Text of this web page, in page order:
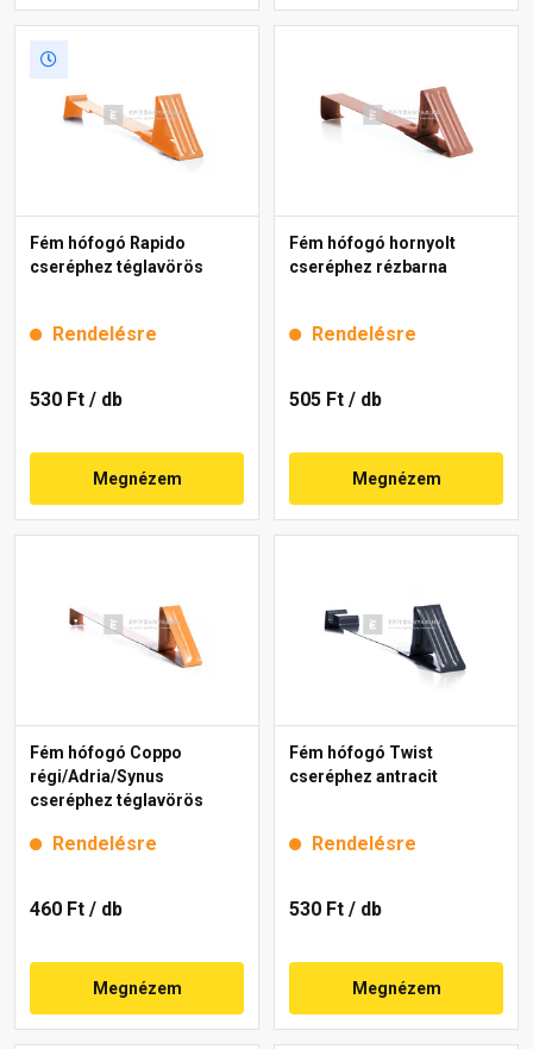
Fém hófogó Rapido
cseréphez téglavörös
Rendelésre
530 Ft / db
Megnézem
Fém hófogó hornyolt
cseréphez rézbarna
Rendelésre
505 Ft / db
Megnézem
Fém hófogó Coppo
régi/Adria/Synus
cseréphez téglavörös
Rendelésre
460 Ft / db
Megnézem
Fém hófogó Twist
cseréphez antracit
Rendelésre
530 Ft / db
Megnézem